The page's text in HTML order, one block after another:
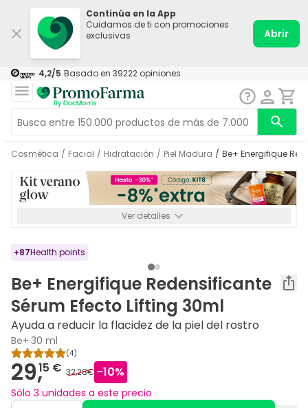
Continúa en la App
Cuidamos de ti con promociones
exclusivas
Abrir
4,2/5 Basado en 39222 opiniones
Cosmética / Facial / Hidratación / Piel Madura / Be+ Energifique
Ver detalles
+87Health points
Be+ Energifique Redensificante
Sérum Efecto Lifting 30ml
Ayuda a reducir la flacidez de la piel del rostro
Be+·30 ml
(4)
29,15 € 32,28€ -10%
Sólo 3 unidades a este precio